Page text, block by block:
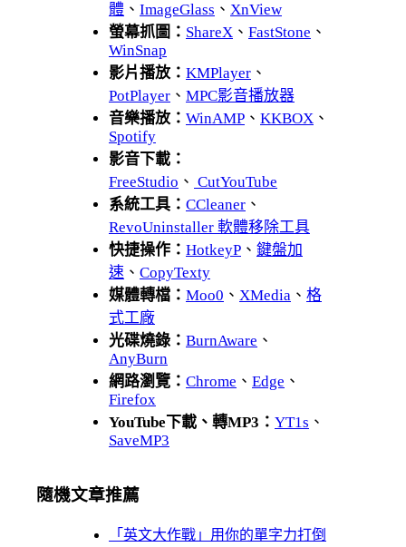
體 、 ImageGlass 、 XnView
螢幕抓圖： ShareX 、 FastStone 、
WinSnap
影片播放： KMPlayer 、
PotPlayer 、 MPC影音播放器
音樂播放： WinAMP 、 KKBOX 、
Spotify
影音下載：
FreeStudio 、 CutYouTube
系統工具： CCleaner 、
RevoUninstaller 軟體移除工具
快捷操作： HotkeyP 、 鍵盤加
速 、 CopyTexty
媒體轉檔： Moo0 、 XMedia 、 格
式工廠
光碟燒錄： BurnAware 、
AnyBurn
網路瀏覽： Chrome 、 Edge 、
Firefox
YouTube下載、轉MP3： YT1s 、
SaveMP3
隨機文章推薦
「英文大作戰」用你的單字力打倒